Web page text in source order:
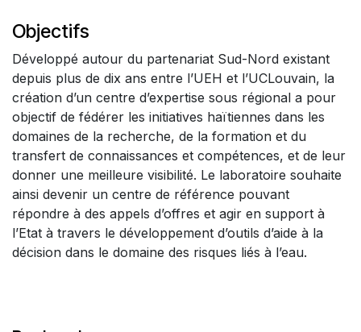
Objectifs
Développé autour du partenariat Sud-Nord existant
depuis plus de dix ans entre l’UEH et l’UCLouvain, la
création d’un centre d’expertise sous régional a pour
objectif de fédérer les initiatives haïtiennes dans les
domaines de la recherche, de la formation et du
transfert de connaissances et compétences, et de leur
donner une meilleure visibilité. Le laboratoire souhaite
ainsi devenir un centre de référence pouvant
répondre à des appels d’offres et agir en support à
l’Etat à travers le développement d’outils d’aide à la
décision dans le domaine des risques liés à l’eau.